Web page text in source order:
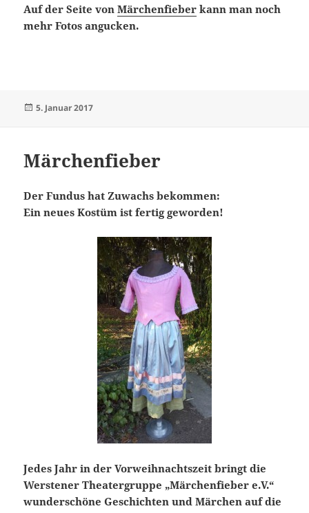
Auf der Seite vonMärchenfieber kann man noch
mehr Fotos angucken.
Veröffentlicht
5. Januar 2017
Märchenfieber
Der Fundus hat Zuwachs bekommen:
Ein neues Kostüm ist fertig geworden!
Jedes Jahr in der Vorweihnachtszeit bringt die
Werstener Theatergruppe „Märchenfieber e.V.“
wunderschöne Geschichten und Märchen auf die